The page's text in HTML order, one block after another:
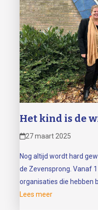
Het kind is de
27 maart 2025
Nog altijd wordt hard
de Zevensprong. Vanaf
organisaties die hebben
Lees meer